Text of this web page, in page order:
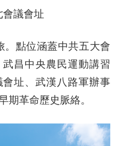
會議會址
點位涵蓋中共五大會
昌中央農民運動講習
址、武漢八路軍辦事
期革命歷史脈絡。